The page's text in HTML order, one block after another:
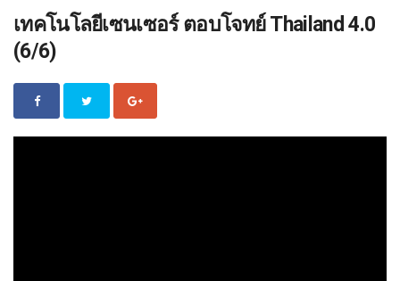
เทคโนโลยีเซนเซอร์ ตอบโจทย์ Thailand 4.0
(6/6)